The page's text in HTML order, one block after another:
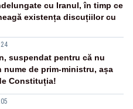
cu Iranul, în timp ce
existența discuțiilor cu
suspendat pentru că nu
nume de prim-ministru, așa
Constituția!